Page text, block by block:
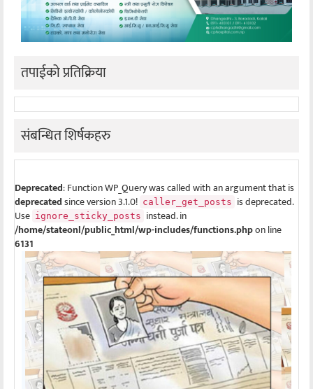
तपाईको प्रतिक्रिया
संबन्धित शिर्षकहरु
Deprecated: Function WP_Query was called with an argument that is
deprecatedsince version 3.1.0! caller_get_posts is deprecated.
Use ignore_sticky_posts instead. in
/home/stateonl/public_html/wp-includes/functions.phpon line
6131